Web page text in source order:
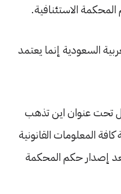
الاستئنافية.
السعودية إنما يعتمد
تحت عنوان اين تذهب
المعلومات القانونية
بعد إصدار حكم المحكمة